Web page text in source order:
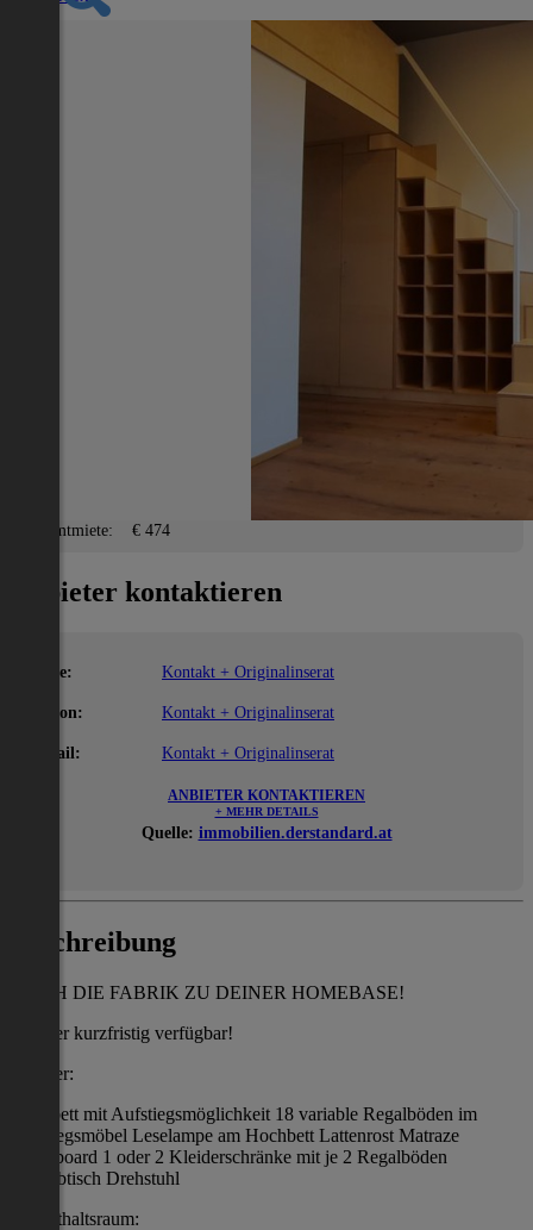
Gesamtmiete: € 474
Anbieter kontaktieren
Name: Kontakt + Originalinserat
Telefon: Kontakt + Originalinserat
E-Mail: Kontakt + Originalinserat
ANBIETER KONTAKTIEREN
+ MEHR DETAILS
Quelle: immobilien.derstandard.at
Beschreibung
MACH DIE FABRIK ZU DEINER HOMEBASE!
Zimmer kurzfristig verfügbar!
Zimmer:
Hochbett mit Aufstiegsmöglichkeit 18 variable Regalböden im
Aufstiegsmöbel Leselampe am Hochbett Lattenrost Matraze
Nachtboard 1 oder 2 Kleiderschränke mit je 2 Regalböden
Schreibtisch Drehstuhl
Aufenthaltsraum: